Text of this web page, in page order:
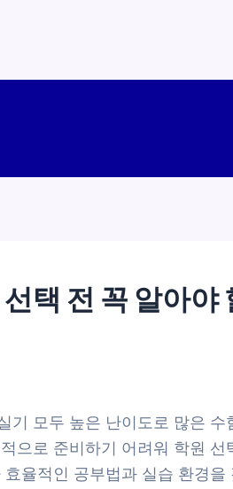
택 전 꼭 알아야
기 모두 높은 난이도로 많은 수
으로 준비하기 어려워 학원 선
율적인 공부법과 실습 환경을